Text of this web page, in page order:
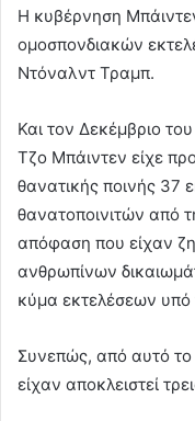
Η κυβέρνηση
ομοσπονδιακών
Ντόναλντ Τραμπ.
Και τον Δεκέμβριο
Τζο Μπάιντεν είχε
θανατικής ποινής 37
θανατοποινιτών από
απόφαση που είχαν
ανθρωπίνων
κύμα εκτελέσεων
Συνεπώς, από αυτό το
είχαν αποκλειστεί